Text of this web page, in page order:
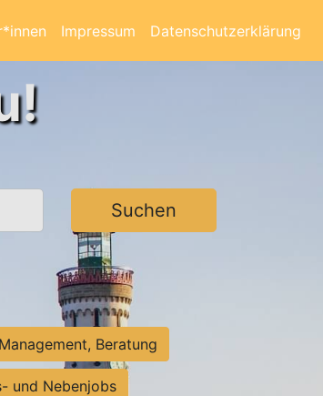
Impressum Datenschutzerklärung
Suchen
Management, Beratung
und Nebenjobs